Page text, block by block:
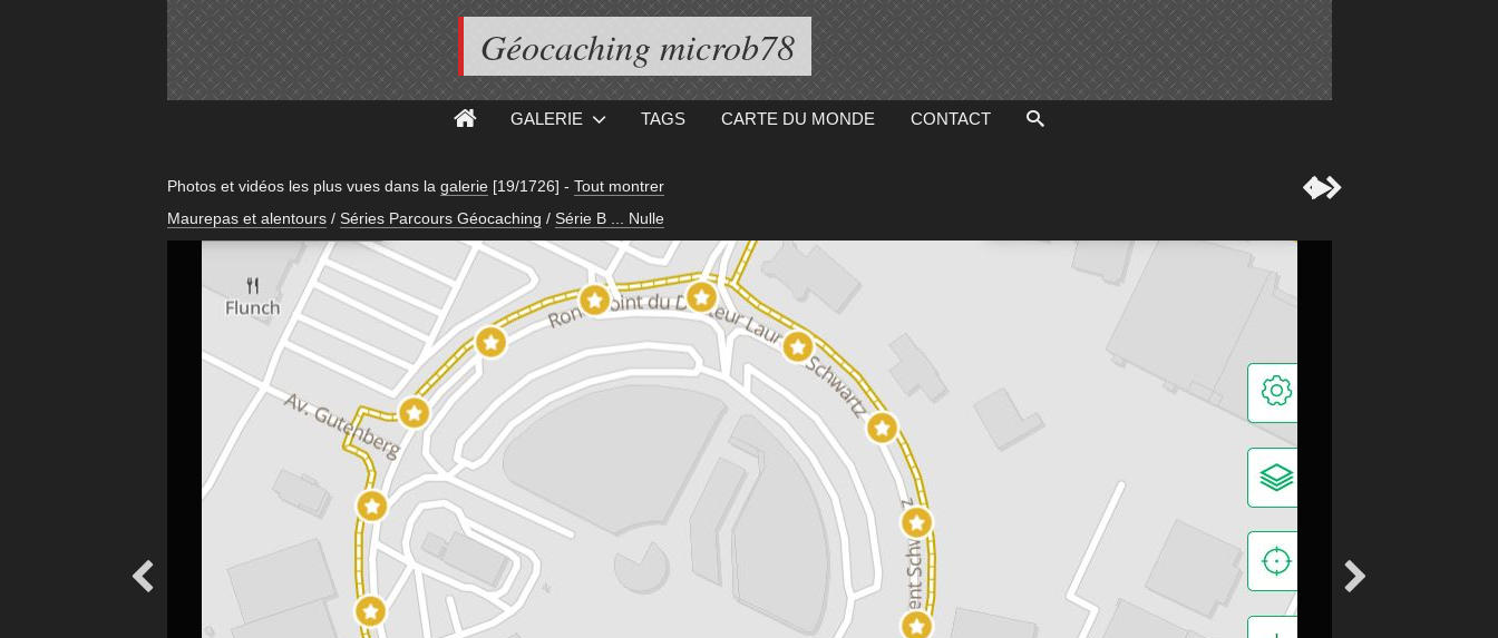
Géocaching microb78
GALERIE TAGS CARTE DU MONDE CONTACT
Photos et vidéos les plus vues dans la galerie [19/1726] - Tout montrer
Maurepas et alentours / Séries Parcours Géocaching / Série B ... Nulle

 